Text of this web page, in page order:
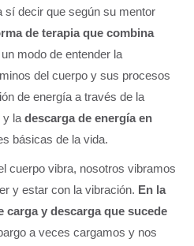
sí decir que según su mentor
de terapia que combina
modo de entender la
del cuerpo y sus procesos
de energía a través de la
y la descarga de energía en
básicas de la vida.
cuerpo vibra, nosotros vibramos
y estar con la vibración. En la
carga y descarga que sucede
a veces cargamos y nos